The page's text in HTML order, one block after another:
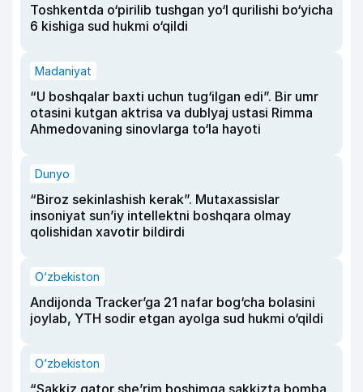
Toshkentda o‘pirilib tushgan yo‘l qurilishi bo‘yicha
6 kishiga sud hukmi o‘qildi
Madaniyat
“U boshqalar baxti uchun tug‘ilgan edi”. Bir umr
otasini kutgan aktrisa va dublyaj ustasi Rimma
Ahmedovaning sinovlarga to‘la hayoti
Dunyo
“Biroz sekinlashish kerak”. Mutaxassislar
insoniyat sun’iy intellektni boshqara olmay
qolishidan xavotir bildirdi
O‘zbekiston
Andijonda Tracker’ga 21 nafar bog‘cha bolasini
joylab, YTH sodir etgan ayolga sud hukmi o‘qildi
O‘zbekiston
“Sakkiz qator she’rim boshimga sakkizta bomba